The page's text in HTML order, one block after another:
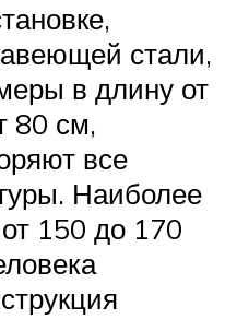
стали,
в длину от
80 см,
все
Наиболее
150 до 170